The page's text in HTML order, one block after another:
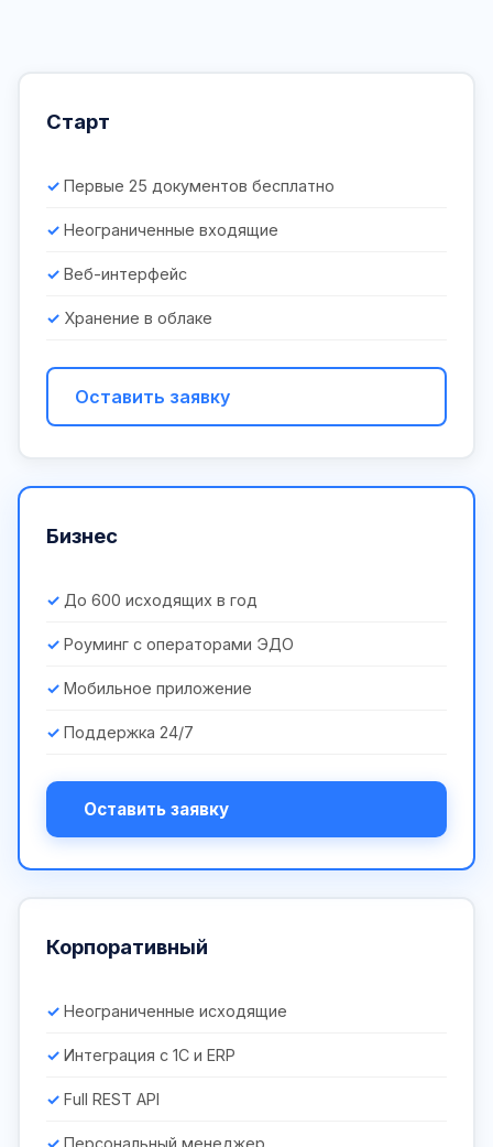
Старт
Первые 25 документов бесплатно
Неограниченные входящие
Веб-интерфейс
Хранение в облаке
Оставить заявку
Бизнес
До 600 исходящих в год
Роуминг с операторами ЭДО
Мобильное приложение
Поддержка 24/7
Оставить заявку
Корпоративный
Неограниченные исходящие
Интеграция с 1С и ERP
Full REST API
Персональный менеджер